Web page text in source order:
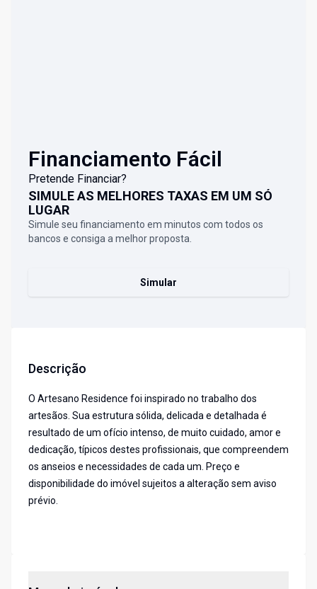
Financiamento Fácil
Pretende Financiar?
SIMULE AS MELHORES TAXAS EM UM SÓ
LUGAR
Simule seu financiamento em minutos com todos os
bancos e consiga a melhor proposta.
Simular
Descrição
O Artesano Residence foi inspirado no trabalho dos
artesãos. Sua estrutura sólida, delicada e detalhada é
resultado de um ofício intenso, de muito cuidado, amor e
dedicação, típicos destes profissionais, que compreendem
os anseios e necessidades de cada um. Preço e
disponibilidade do imóvel sujeitos a alteração sem aviso
prévio.